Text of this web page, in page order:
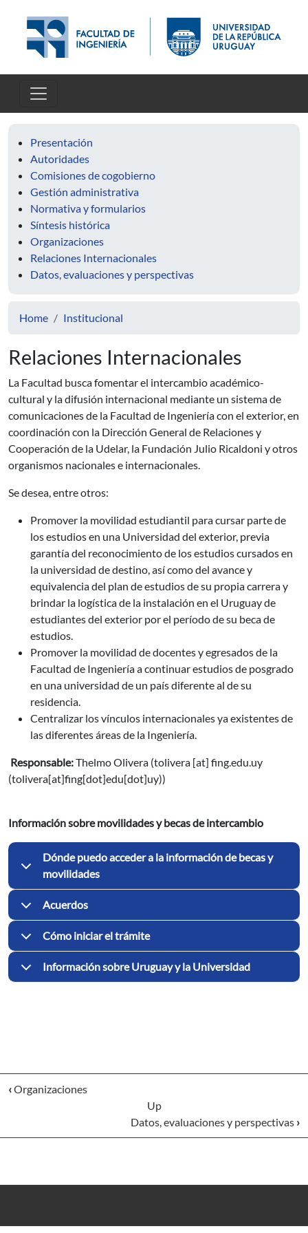
Presentación
Autoridades
Comisiones de cogobierno
Gestión administrativa
Normativa y formularios
Síntesis histórica
Organizaciones
Relaciones Internacionales
Datos, evaluaciones y perspectivas
Home Institucional
Relaciones Internacionales
La Facultad busca fomentar el intercambio académico-
cultural y la difusión internacional mediante un sistema de
comunicaciones de la Facultad de Ingeniería con el exterior, en
coordinación con la Dirección General de Relaciones y
Cooperación de la Udelar, la Fundación Julio Ricaldoni y otros
organismos nacionales e internacionales.
Se desea, entre otros:
Promover la movilidad estudiantil para cursar parte de
los estudios en una Universidad del exterior, previa
garantía del reconocimiento de los estudios cursados en
la universidad de destino, así como del avance y
equivalencia del plan de estudios de su propia carrera y
brindar la logística de la instalación en el Uruguay de
estudiantes del exterior por el período de su beca de
estudios.
Promover la movilidad de docentes y egresados de la
Facultad de Ingeniería a continuar estudios de posgrado
en una universidad de un país diferente al de su
residencia.
Centralizar los vínculos internacionales ya existentes de
las diferentes áreas de la Ingeniería.
Responsable:Thelmo Olivera (tolivera [at] fing.edu.uy
(tolivera[at]fing[dot]edu[dot]uy))
Información sobre movilidades y becas de intercambio
Dónde puedo acceder a la información de becas y
movilidades
Acuerdos
Cómo iniciar el trámite
Información sobre Uruguay y la Universidad
‹Organizaciones
Up
Datos, evaluaciones y perspectivas ›